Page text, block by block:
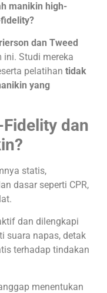
manikin high-
dan Tweed
Studi mereka
pelatihan tidak
yang
dan
statis,
dasar seperti CPR,
dan dilengkapi
suara napas, detak
terhadap tindakan
menentukan